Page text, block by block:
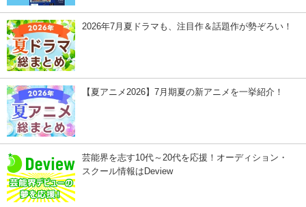
2026年7月夏ドラマも、注目作＆話題作が勢ぞろい！
【夏アニメ2026】7月期夏の新アニメを一挙紹介！
芸能界を志す10代～20代を応援！オーディション・
スクール情報はDeview